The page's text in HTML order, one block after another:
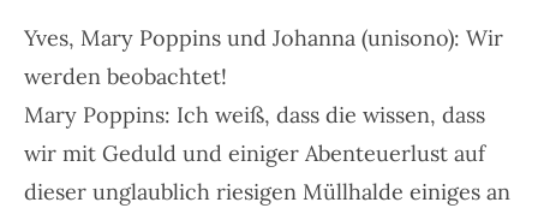
Yves, Mary Poppins und Johanna (unisono): Wir
werden beobachtet!
Mary Poppins: Ich weiß, dass die wissen, dass
wir mit Geduld und einiger Abenteuerlust auf
dieser unglaublich riesigen Müllhalde einiges an